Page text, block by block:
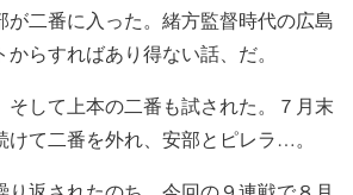
が二番に入った。緒方監督時代の広島
らすればあり得ない話、だ。
そして上本の二番も試された。７月末
けて二番を外れ、安部とピレラ…。